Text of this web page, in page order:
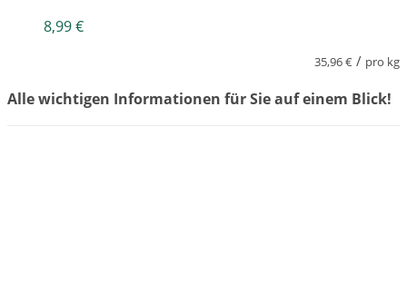
8,99€
35,96€ / pro kg
Alle wichtigen Informationen für Sie auf einem Blick!